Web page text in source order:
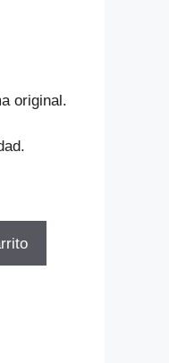
original.